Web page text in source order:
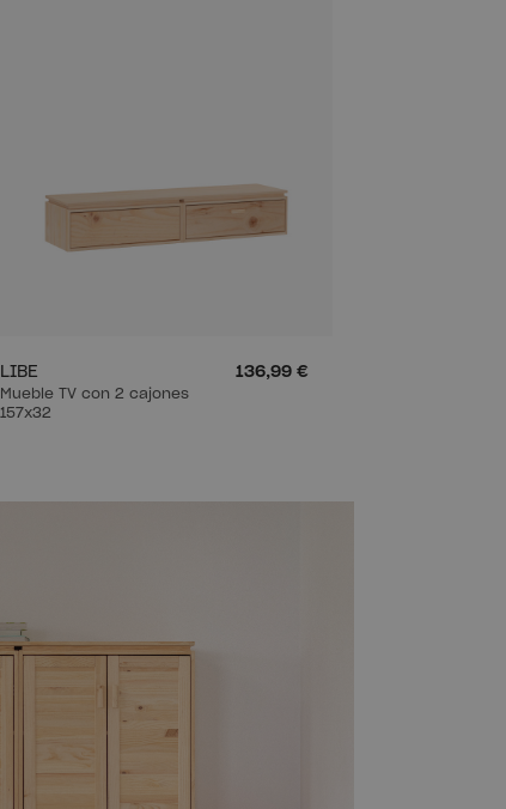
LIBE
Mueble TV con 2 cajones
157x32
136,99 €